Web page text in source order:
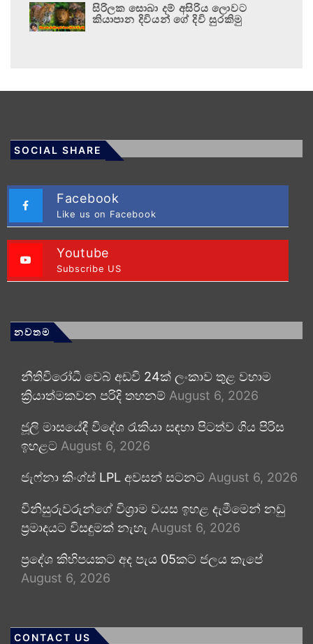
සිරිලක සොබා දම් අසිරිය ලොවට
කියාපාන දිවියන් ගේ දිවි සුරකිමු
SOCIAL SHARE
Facebook
Like us on Facebook
Youtube
Subscribe US
නවතම
නීතිවිරෝධී වෙබ් අඩවි 24ක් ලංකාව තුළ වහාම
ක්‍රියාත්මකවන පරිදි තහනම් August 6, 2026
ජූලි මාසයේදී විදේශ රැකියා සඳහා පිටත්ව ගිය පිරිස
ඉහළට August 6, 2026
ජැෆ්නා කිංග්ස් LPL අවසන් සටනට August 6, 2026
විනිසුරුවරුන්ගේ විශ්‍රාම වයස ඉහළ දැමීමෙන් නඩු
ප්‍රමාදයට විසඳුමක් නැහැ August 6, 2026
ප්‍රදේශ කිහිපයකට අද පැය 05කට ජලය කැපේ
August 6, 2026
CONTACT US